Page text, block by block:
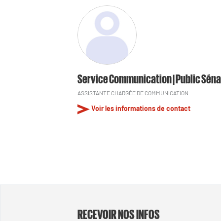
Service Communication | Public
ASSISTANTE CHARGÉE DE COMMUNICATION
Voir les informations de contact
RECEVOIR NOS INFOS